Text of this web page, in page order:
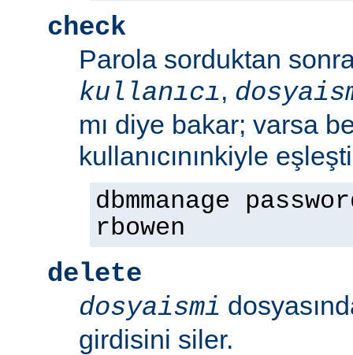
check
Parola sorduktan
kullanıcı,
mı diye bakar; varsa
kullanıcınınkiyle
dbmmanage
rbowen
delete
dosyaismi
girdisini siler.